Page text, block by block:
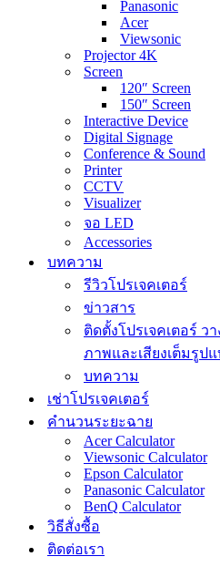
Panasonic
Acer
Viewsonic
Projector 4K
Screen
120″ Screen
150″ Screen
Interactive Device
Digital Signage
Conference & Sound
Printer
CCTV
Visualizer
จอ LED
Accessories
บทความ
รีวิวโปรเจคเตอร์
ข่าวสาร
ติดตั้งโปรเจคเตอร์ ว
ภาพและเสียงเต็มรูป
บทความ
เช่าโปรเจคเตอร์
คำนวนระยะฉาย
Acer Calculator
Viewsonic Calculator
Epson Calculator
Panasonic Calculator
BenQ Calculator
วิธีสั่งซื้อ
ติดต่อเรา